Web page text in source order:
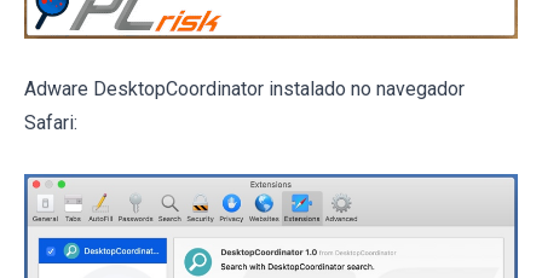
Adware DesktopCoordinator instalado no navegador
Safari: